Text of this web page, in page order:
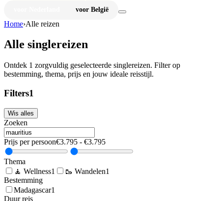
voor België
Home›Alle reizen
Alle singlereizen
Ontdek 1 zorgvuldig geselecteerde singlereizen. Filter op
bestemming, thema, prijs en jouw ideale reisstijl.
Filters1
Wis alles
Zoeken
Prijs per persoon€3.795 - €3.795
Thema
🧘 Wellness1 🥾 Wandelen1
Bestemming
Madagascar1
Duur reis